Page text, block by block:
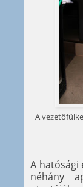
A
A hatósági
néhány